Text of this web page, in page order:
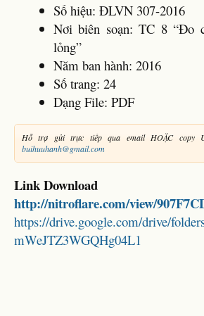
Số hiệu: ĐLVN 307-2016
Nơi biên soạn: TC 8 “Đo
lỏng”
Năm ban hành: 2016
Số trang: 24
Dạng File: PDF
Hỗ trợ gửi trực tiếp qua email HOẶC copy
buihuuhanh@gmail.com
Link Download
http://nitroflare.com/view/
https://drive.google.com/drive/
mWeJTZ3WGQHg04L1